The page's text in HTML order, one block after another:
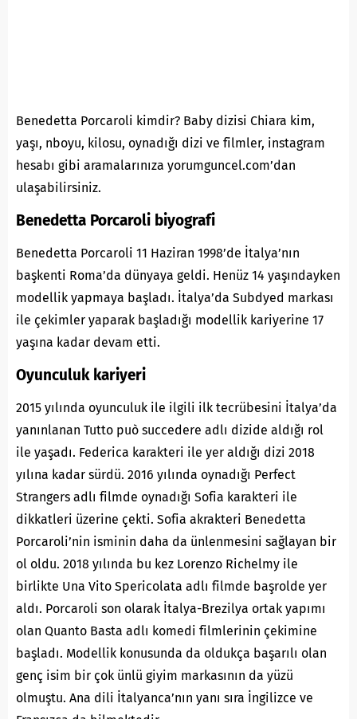
Benedetta Porcaroli kimdir? Baby dizisi Chiara kim,
yaşı, nboyu, kilosu, oynadığı dizi ve filmler, instagram
hesabı gibi aramalarınıza yorumguncel.com’dan
ulaşabilirsiniz.
Benedetta Porcaroli biyografi
Benedetta Porcaroli 11 Haziran 1998’de İtalya’nın
başkenti Roma’da dünyaya geldi. Henüz 14 yaşındayken
modellik yapmaya başladı. İtalya’da Subdyed markası
ile çekimler yaparak başladığı modellik kariyerine 17
yaşına kadar devam etti.
Oyunculuk kariyeri
2015 yılında oyunculuk ile ilgili ilk tecrübesini İtalya’da
yanınlanan Tutto può succedere adlı dizide aldığı rol
ile yaşadı. Federica karakteri ile yer aldığı dizi 2018
yılına kadar sürdü. 2016 yılında oynadığı Perfect
Strangers adlı filmde oynadığı Sofia karakteri ile
dikkatleri üzerine çekti. Sofia akrakteri Benedetta
Porcaroli’nin isminin daha da ünlenmesini sağlayan bir
ol oldu. 2018 yılında bu kez Lorenzo Richelmy ile
birlikte Una Vito Spericolata adlı filmde başrolde yer
aldı. Porcaroli son olarak İtalya-Brezilya ortak yapımı
olan Quanto Basta adlı komedi filmlerinin çekimine
başladı. Modellik konusunda da oldukça başarılı olan
genç isim bir çok ünlü giyim markasının da yüzü
olmuştu. Ana dili İtalyanca’nın yanı sıra İngilizce ve